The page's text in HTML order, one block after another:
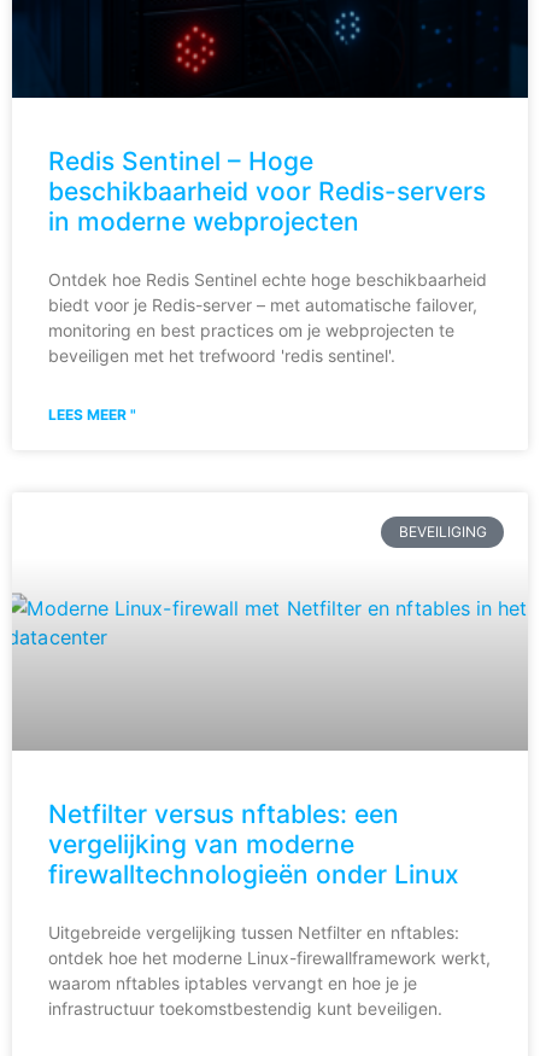
Redis Sentinel – Hoge
beschikbaarheid voor Redis-servers
in moderne webprojecten
Ontdek hoe Redis Sentinel echte hoge beschikbaarheid
biedt voor je Redis-server – met automatische failover,
monitoring en best practices om je webprojecten te
beveiligen met het trefwoord 'redis sentinel'.
LEES MEER "
BEVEILIGING
Netfilter versus nftables: een
vergelijking van moderne
firewalltechnologieën onder Linux
Uitgebreide vergelijking tussen Netfilter en nftables:
ontdek hoe het moderne Linux-firewallframework werkt,
waarom nftables iptables vervangt en hoe je je
infrastructuur toekomstbestendig kunt beveiligen.